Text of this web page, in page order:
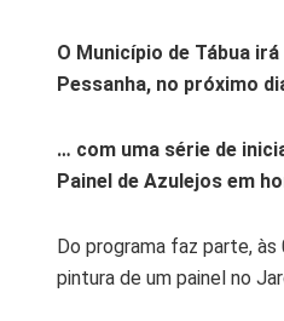
O Município de Tábua
Pessanha, no próximo
… com uma série de
Painel de Azulejos em
Do programa faz parte, às
pintura de um painel no